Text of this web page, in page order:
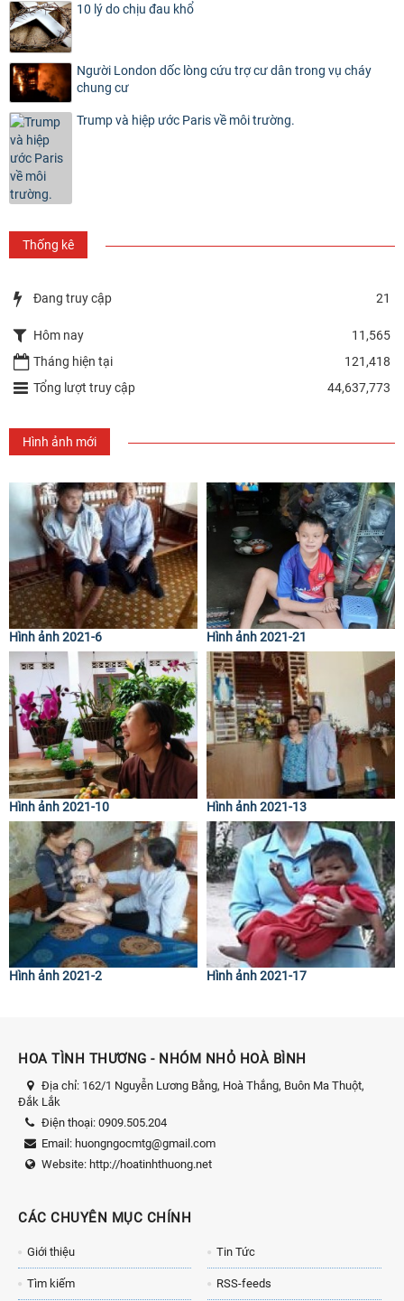
10 lý do chịu đau khổ
Người London dốc lòng cứu trợ cư dân trong vụ cháy
chung cư
Trump và hiệp ước Paris về môi trường.
Thống kê
Đang truy cập 21
Hôm nay
11,565
Tháng hiện tại
121,418
Tổng lượt truy cập
44,637,773
Hình ảnh mới
Hình ảnh 2021-6 Hình ảnh 2021-21
Hình ảnh 2021-10 Hình ảnh 2021-13
Hình ảnh 2021-2 Hình ảnh 2021-17
HOA TÌNH THƯƠNG - NHÓM NHỎ HOÀ BÌNH
Địa chỉ: 162/1 Nguyễn Lương Bằng, Hoà Thắng, Buôn Ma Thuột,
Đắk Lắk
Điện thoại: 0909.505.204
Email: huongngocmtg@gmail.com
Website: http://hoatinhthuong.net
CÁC CHUYÊN MỤC CHÍNH
Giới thiệu Tin Tức
Tìm kiếm RSS-feeds